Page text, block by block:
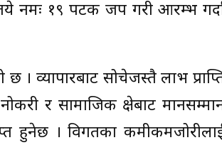
नमः १९ पटक जप गरी आरम्भ
व्यापारबाट सोचेजस्तै लाभ
र सामाजिक क्षेत्रबाट
हुनेछ । विगतका